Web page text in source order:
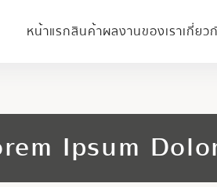
หน้าแรกสินค้าผลงานของเราเกี่ยว
Ipsum